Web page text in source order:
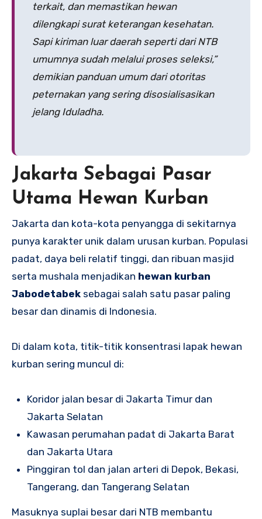
terkait, dan memastikan hewan
dilengkapi surat keterangan kesehatan.
Sapi kiriman luar daerah seperti dari NTB
umumnya sudah melalui proses seleksi,”
demikian panduan umum dari otoritas
peternakan yang sering disosialisasikan
jelang Iduladha.
Jakarta Sebagai Pasar
Utama Hewan Kurban
Jakarta dan kota-kota penyangga di sekitarnya
punya karakter unik dalam urusan kurban. Populasi
padat, daya beli relatif tinggi, dan ribuan masjid
serta mushala menjadikan hewan kurban
Jabodetabek sebagai salah satu pasar paling
besar dan dinamis di Indonesia.
Di dalam kota, titik-titik konsentrasi lapak hewan
kurban sering muncul di:
Koridor jalan besar di Jakarta Timur dan
Jakarta Selatan
Kawasan perumahan padat di Jakarta Barat
dan Jakarta Utara
Pinggiran tol dan jalan arteri di Depok, Bekasi,
Tangerang, dan Tangerang Selatan
Masuknya suplai besar dari NTB membantu